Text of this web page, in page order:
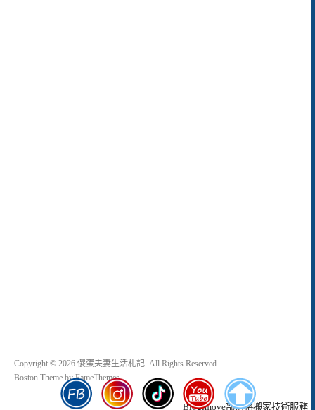
Copyright © 2026 傻蛋夫妻生活札記. All Rights Reserved.
Boston Theme byFameThemes
Blogimove部落格搬家技術服務